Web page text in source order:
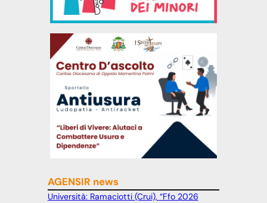
AGENSIR news
Università: Ramaciotti (Crui), “Ffo 2026